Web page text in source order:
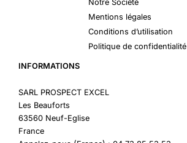
Notre Société
Mentions légales
Conditions d’utilisation
Politique de confidentialité
INFORMATIONS
SARL PROSPECT EXCEL
Les Beauforts
63560 Neuf-Eglise
France